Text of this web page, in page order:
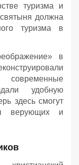
туризма и
должна
туризма в
в
удобную
здесь смогут
верующих и